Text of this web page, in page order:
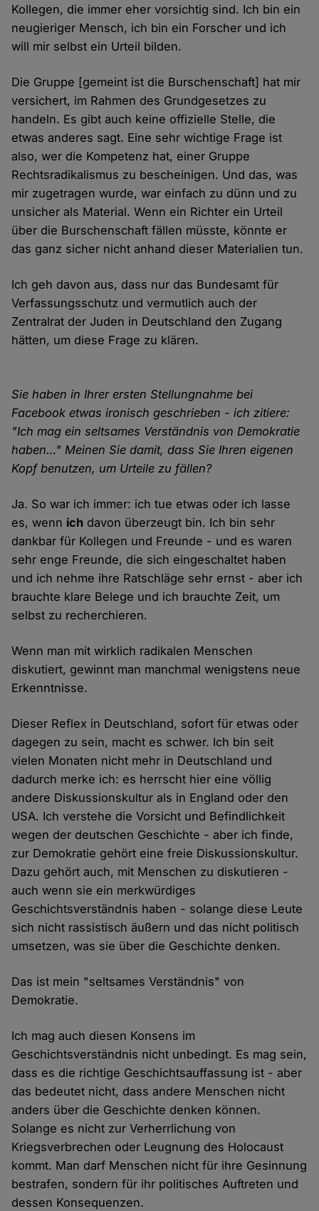
Kollegen, die immer eher vorsichtig sind. Ich bin ein
neugieriger Mensch, ich bin ein Forscher und ich
will mir selbst ein Urteil bilden.
Die Gruppe [gemeint ist die Burschenschaft] hat mir
versichert, im Rahmen des Grundgesetzes zu
handeln. Es gibt auch keine offizielle Stelle, die
etwas anderes sagt. Eine sehr wichtige Frage ist
also, wer die Kompetenz hat, einer Gruppe
Rechtsradikalismus zu bescheinigen. Und das, was
mir zugetragen wurde, war einfach zu dünn und zu
unsicher als Material. Wenn ein Richter ein Urteil
über die Burschenschaft fällen müsste, könnte er
das ganz sicher nicht anhand dieser Materialien tun.
Ich geh davon aus, dass nur das Bundesamt für
Verfassungsschutz und vermutlich auch der
Zentralrat der Juden in Deutschland den Zugang
hätten, um diese Frage zu klären.
Sie haben in Ihrer ersten Stellungnahme bei
Facebook etwas ironisch geschrieben - ich zitiere:
"Ich mag ein seltsames Verständnis von Demokratie
haben…" Meinen Sie damit, dass Sie Ihren eigenen
Kopf benutzen, um Urteile zu fällen?
Ja. So war ich immer: ich tue etwas oder ich lasse
es, wenn ich davon überzeugt bin. Ich bin sehr
dankbar für Kollegen und Freunde - und es waren
sehr enge Freunde, die sich eingeschaltet haben
und ich nehme ihre Ratschläge sehr ernst - aber ich
brauchte klare Belege und ich brauchte Zeit, um
selbst zu recherchieren.
Wenn man mit wirklich radikalen Menschen
diskutiert, gewinnt man manchmal wenigstens neue
Erkenntnisse.
Dieser Reflex in Deutschland, sofort für etwas oder
dagegen zu sein, macht es schwer. Ich bin seit
vielen Monaten nicht mehr in Deutschland und
dadurch merke ich: es herrscht hier eine völlig
andere Diskussionskultur als in England oder den
USA. Ich verstehe die Vorsicht und Befindlichkeit
wegen der deutschen Geschichte - aber ich finde,
zur Demokratie gehört eine freie Diskussionskultur.
Dazu gehört auch, mit Menschen zu diskutieren -
auch wenn sie ein merkwürdiges
Geschichtsverständnis haben - solange diese Leute
sich nicht rassistisch äußern und das nicht politisch
umsetzen, was sie über die Geschichte denken.
Das ist mein "seltsames Verständnis" von
Demokratie.
Ich mag auch diesen Konsens im
Geschichtsverständnis nicht unbedingt. Es mag sein,
dass es die richtige Geschichtsauffassung ist - aber
das bedeutet nicht, dass andere Menschen nicht
anders über die Geschichte denken können.
Solange es nicht zur Verherrlichung von
Kriegsverbrechen oder Leugnung des Holocaust
kommt. Man darf Menschen nicht für ihre Gesinnung
bestrafen, sondern für ihr politisches Auftreten und
dessen Konsequenzen.